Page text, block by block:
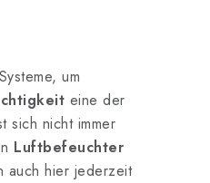
um
eine der
sich nicht immer
Luftbefeuchter
auch hier jederzeit